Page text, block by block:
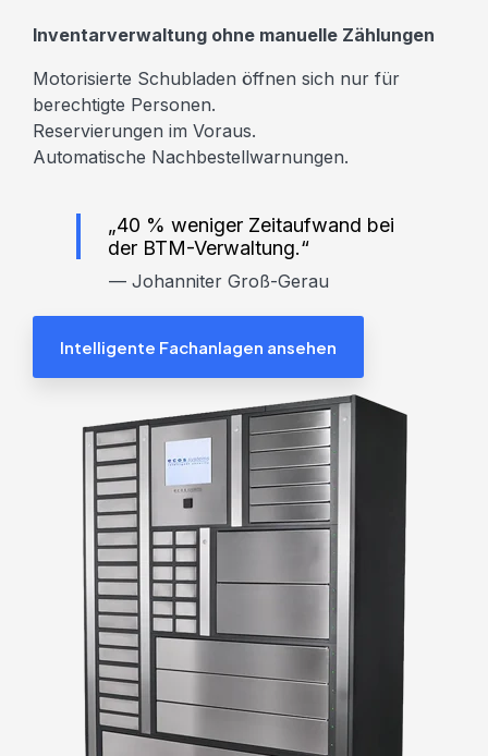
Inventarverwaltung ohne manuelle Zählungen
Motorisierte Schubladen öffnen sich nur für
berechtigte Personen.
Reservierungen im Voraus.
Automatische Nachbestellwarnungen.
„40 % weniger Zeitaufwand bei
der BTM-Verwaltung.“
— Johanniter Groß-Gerau
Intelligente Fachanlagen ansehen